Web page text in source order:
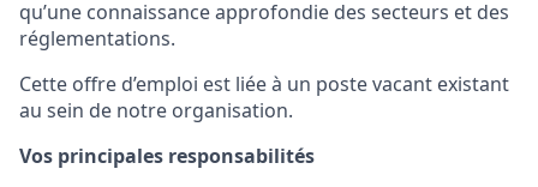
qu’une connaissance approfondie des secteurs et des
réglementations.
Cette offre d’emploi est liée à un poste vacant existant
au sein de notre organisation.
Vos principales responsabilités